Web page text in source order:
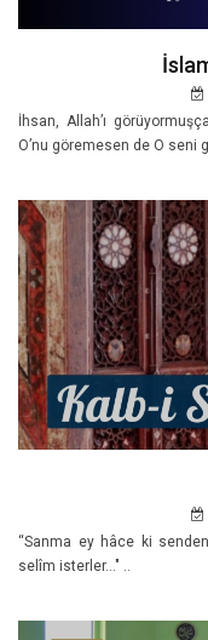
İhsan, Allah’ı
O’nu göremesen de O seni
“Sanma ey hâce ki
selîm isterler..." ..